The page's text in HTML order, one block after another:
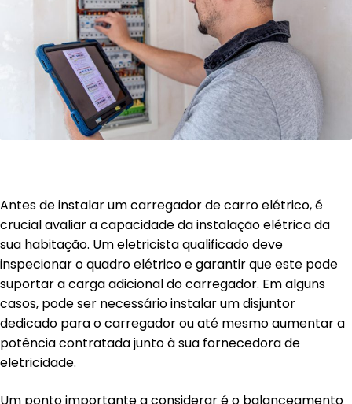
Antes de instalar um carregador de carro elétrico, é
crucial avaliar a capacidade da instalação elétrica da
sua habitação. Um eletricista qualificado deve
inspecionar o quadro elétrico e garantir que este pode
suportar a carga adicional do carregador. Em alguns
casos, pode ser necessário instalar um disjuntor
dedicado para o carregador ou até mesmo aumentar a
potência contratada junto à sua fornecedora de
eletricidade.
Um ponto importante a considerar é o balanceamento